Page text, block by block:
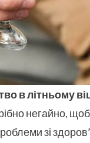
в літньому
негайно,
зі